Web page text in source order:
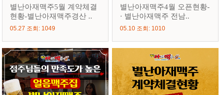
별난아재맥주5월 계약체결
현황-별난아재맥주경산 ..
05.27 조회: 1049
별난아재맥주4월 오픈현황-
· 별난아재맥주 전남..
05.10 조회: 1010